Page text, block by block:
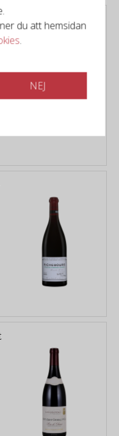
du att hemsidan
.
NEJ